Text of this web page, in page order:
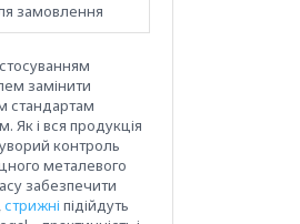
замовлення
замінити
стандартам
Як і вся продукція
контроль
металевого
забезпечити
стрижні підійдуть